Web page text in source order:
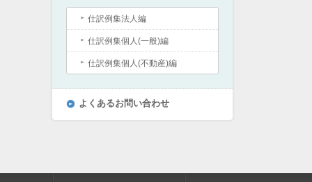
仕訳例集法人編
仕訳例集個人(一般)編
仕訳例集個人(不動産)編
よくあるお問い合わせ